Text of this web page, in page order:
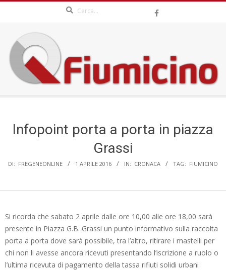
content
QFIUMICINO.COM
MenuInfopoint porta a porta in piazza
Grassi
DI: FREGENEONLINE 1 APRILE 2016 IN: CRONACA TAG: FIUMICINO
Si ricorda che sabato 2 aprile dalle ore 10,00 alle ore 18,00 sarà
presente in Piazza G.B. Grassi un punto informativo sulla raccolta
porta a porta dove sarà possibile, tra l’altro, ritirare i mastelli per
chi non li avesse ancora ricevuti presentando l’iscrizione a ruolo o
l’ultima ricevuta di pagamento della tassa rifiuti solidi urbani